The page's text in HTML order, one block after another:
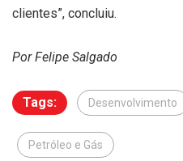
clientes”, concluiu.
Por Felipe Salgado
Tags: Desenvolvimento
Petróleo e Gás